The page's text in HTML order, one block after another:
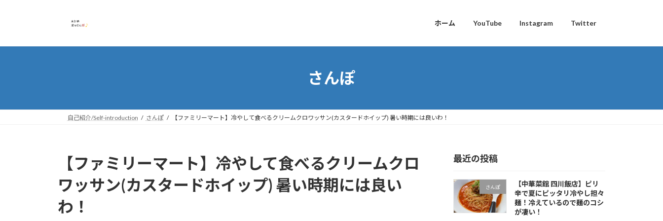
プ
動
ホーム YouTube Instagram Twitter
さんぽ
自己紹介/Self-introduction さんぽ 【ファミリーマート】冷やして食べるクリームクロワッサン(カスタードホイップ) 暑い時期には良いわ！
【ファミリーマート】冷やして食べるクリームクロ
ワッサン(カスタードホイップ) 暑い時期には良い
わ！
最近の投稿
さんぽ
【中華菜館 四川飯店】ピリ
辛で夏にピッタリ冷やし担々
麺！冷えているので麺のコシ
が凄い！